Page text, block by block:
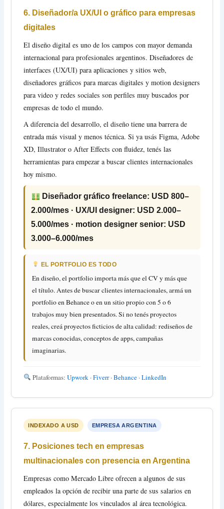
6. Diseñador/a UX/UI o gráfico para empresas
digitales
El diseño digital es uno de los campos con mayor demanda
internacional para profesionales argentinos. Diseñadores de
interfaces (UX/UI) para aplicaciones y sitios web,
diseñadores gráficos para marcas digitales y motion designers
para video y redes sociales son perfiles muy buscados por
empresas de todo el mundo.
A diferencia del desarrollo, el diseño tiene una barrera de
entrada más visual y menos técnica. Si ya usás Figma, Adobe
XD, Illustrator o After Effects con fluidez, tenés las
herramientas para empezar a buscar clientes internacionales
hoy mismo.
Diseñador gráfico freelance: USD 800–
2.000/mes · UX/UI designer: USD 2.000–
5.000/mes · motion designer senior: USD
3.000–6.000/mes
EL PORTFOLIO ES TODO
En diseño, el portfolio importa más que el CV y más que
el título. Antes de buscar clientes internacionales, armá un
portfolio en Behance o en un sitio propio con 5 o 6
trabajos muy bien presentados. Si no tenés proyectos
reales, creá proyectos ficticios de alta calidad: rediseños de
marcas conocidas, conceptos de apps, campañas
imaginarias.
Plataformas:Upwork ·Fiverr·Behance ·LinkedIn
INDEXADO A USD EMPRESA ARGENTINA
7. Posiciones tech en empresas
multinacionales con presencia en Argentina
Empresas como Mercado Libre ofrecen a algunos de sus
empleados la opción de recibir una parte de sus salarios en
dólares, especialmente los vinculados al área tecnológica.